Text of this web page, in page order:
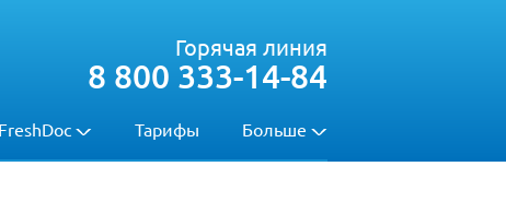
Тарифы Больше
Горячая линия
8 800 333-14-84